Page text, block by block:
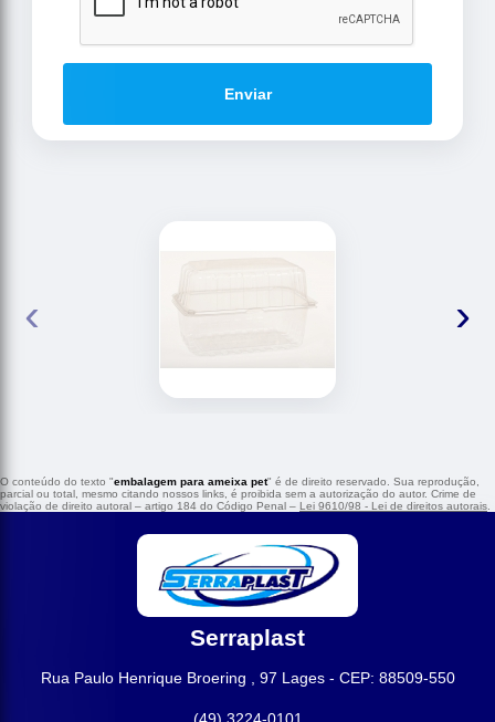
Enviar
‹ ›
O conteúdo do texto "embalagem para ameixa pet" é de direito reservado. Sua reprodução,
parcial ou total, mesmo citando nossos links, é proibida sem a autorização do autor. Crime de
violação de direito autoral – artigo 184 do Código Penal – Lei 9610/98 - Lei de direitos autorais
Serraplast
Rua Paulo Henrique Broering , 97 Lages - CEP: 88509-550